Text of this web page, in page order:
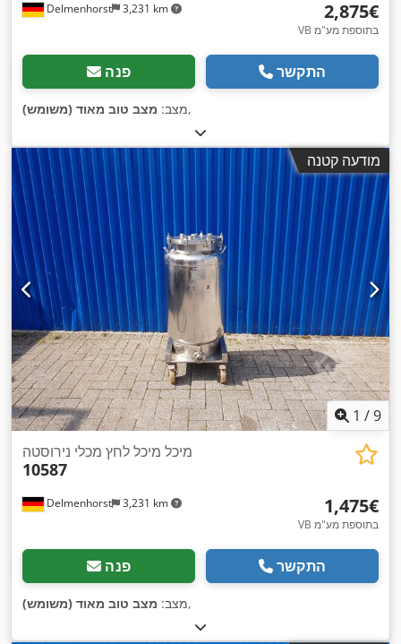
Delmenhorst 3,231 km ‏2,875 ‏€
VB בתוספת מע"מ
פנה התקשר
מצב: מצב טוב מאוד (משומש) ,
מודעה קטנה
1 /9
Delmenhorst 3,231 km
מיכל מיכל לחץ מכלי נירוסטה
10587
‏1,475 ‏€
VB בתוספת מע"מ
פנה התקשר
מצב: מצב טוב מאוד (משומש) ,